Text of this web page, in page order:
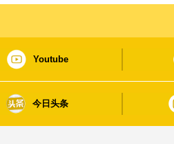
Youtube
今日头条